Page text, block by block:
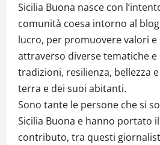
Sicilia Buona nasce con
comunità coesa intorno al
lucro, per promuovere valori e
attraverso diverse tematiche
tradizioni, resilienza, bellezza
terra e dei suoi abitanti.
Sono tante le persone che si
Sicilia Buona e hanno portato
contributo, tra questi